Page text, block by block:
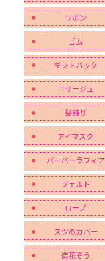
リボン
ゴム
ギフトバック
コサージュ
髪飾り
アイマスク
パーパーラフィア
フェルト
ロープ
スツのカバー
造花ぞう